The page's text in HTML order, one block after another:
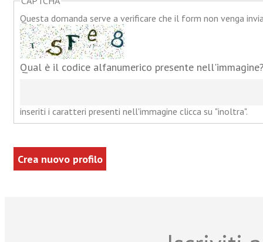
Questa domanda serve a verificare che il form non venga
Qual è il codice alfanumerico presente
inseriti i caratteri presenti nell'immagine clicca su "inoltra".